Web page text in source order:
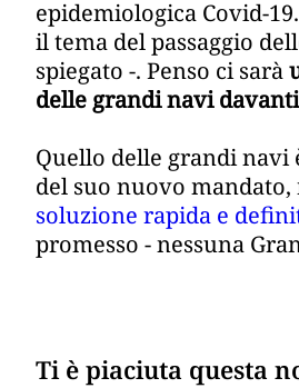
epidemiologica Covid-
il tema del passaggio
spiegato -. Penso ci sarà
delle grandi navi
Quello delle grandi navi
del suo nuovo mandato,
soluzione rapida e
promesso - nessuna
Ti è piaciuta questa